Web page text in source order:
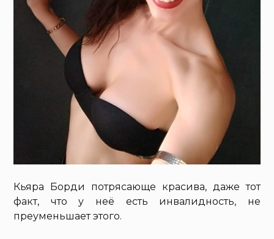
Кьяра Борди потрясающе красива, даже тот
факт, что у неё есть инвалидность, не
преуменьшает этого.